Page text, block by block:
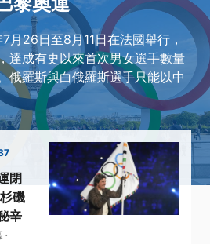
月26日至8月11日在法國舉行，
達成有史以來首次男女選手數量
俄羅斯與白俄羅斯選手只能以中
閉
磯
辛
·